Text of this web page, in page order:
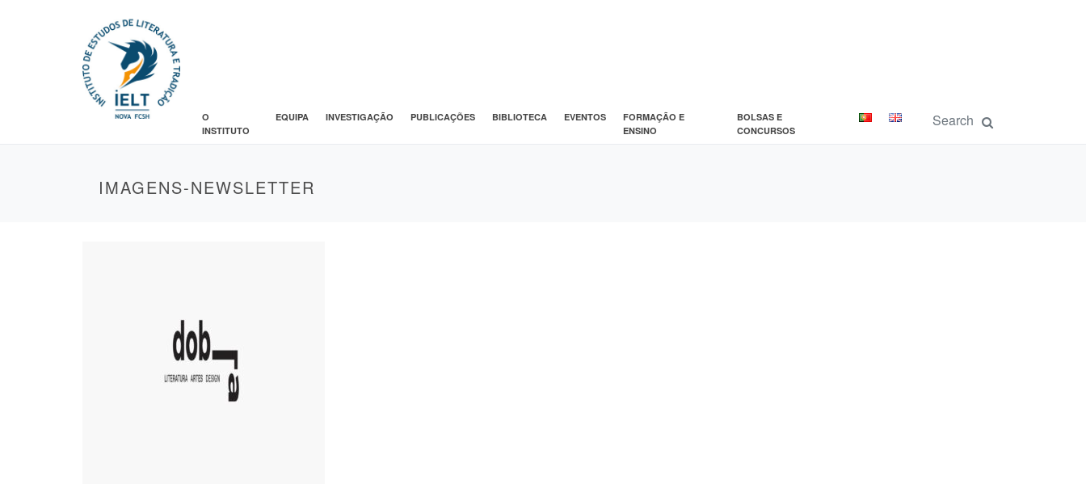
O
INSTITUTO
EQUIPA INVESTIGAÇÃO PUBLICAÇÕES BIBLIOTECA EVENTOS
FORMAÇÃO E
ENSINO
BOLSAS E
CONCURSOS
IMAGENS-NEWSLETTER